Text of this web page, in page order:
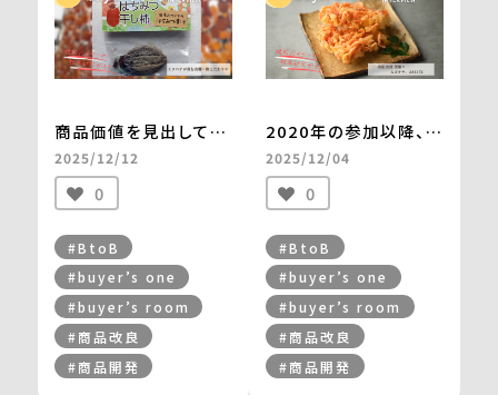
商品価値を見出してく
れた自然食品店とのマ
ッチングで、
手づくりの「はちみつ干
＜from buyer’s
one＞
2025/12/12
0
#BtoB
#buyer’s one
#buyer’s room
#商品改良
#商品開発
2020年の参加以降、5
年間で売上は4倍以上
に伸長。
年間最大2万食を販
「贅沢桜えびかき揚げ」
の成功ストーリー
＜from buyer’s
room＞
2025/12/04
0
#BtoB
#buyer’s one
#buyer’s room
#商品改良
#商品開発